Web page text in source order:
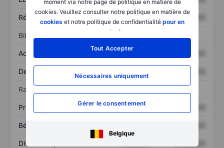
moment via notre page de politique en matière de
cookies. Veuillez consulter notre politique en matière de
cookies et notre politique de confidentialité pour en
savoir plus
Tout Accepter
Nécessaires uniquement
Gérer le consentement
Belgique
Résultat net XXXXXXX
Bilan
Actif total XXXXXXX
Dette totale
Ratios
Prix / ventes XXXXXXX
Bénéfice par action
Dividende par action XXXXXXX